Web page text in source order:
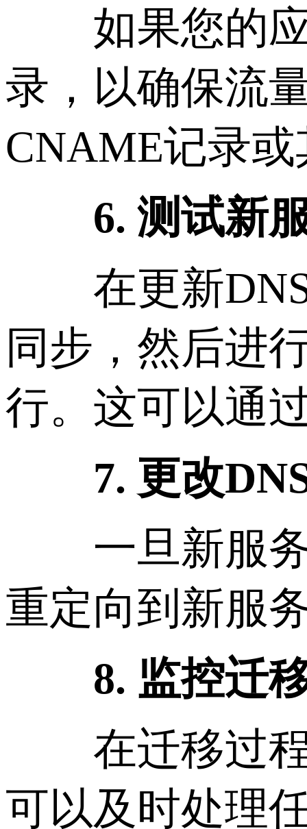
如果您的应
录，以确保流
CNAME记录
6. 测试新
在更新DNS
同步，然后进
行。这可以通
7. 更改
一旦新服务
重定向到新服
8. 监控迁
在迁移过程
可以及时处理